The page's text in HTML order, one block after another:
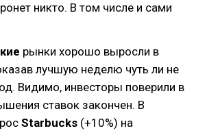
никто. В том числе и сами
рынки хорошо выросли в
лучшую неделю чуть ли не
Видимо, инвесторы поверили в
ставок закончен. В
Starbucks (+10%) на